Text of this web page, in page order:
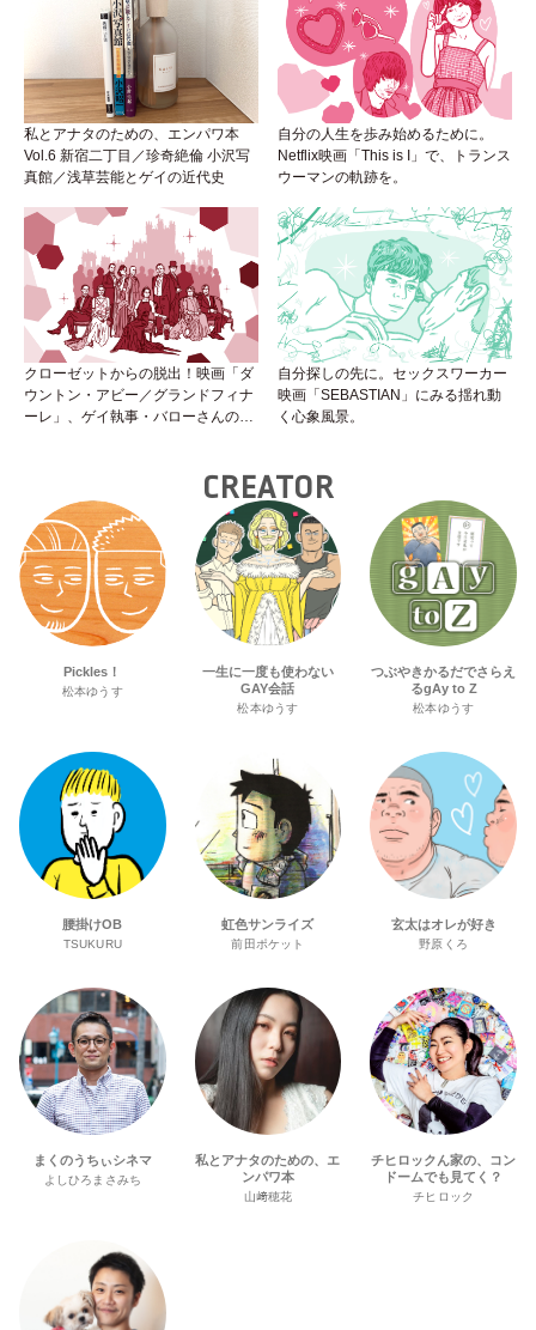
私とアナタのための、エンパワ本
Vol.6 新宿二丁目／珍奇絶倫 小沢写
真館／浅草芸能とゲイの近代史
自分の人生を歩み始めるために。
Netflix映画「This is I」で、トランス
ウーマンの軌跡を。
クローゼットからの脱出！映画「ダ
ウントン・アビー／グランドフィナ
ーレ」、ゲイ執事・バローさんの成
自分探しの先に。セックスワーカー
映画「SEBASTIAN」にみる揺れ動
く心象風景。
CREATOR
Pickles！
松本ゆうす
一生に一度も使わない
GAY会話
松本ゆうす
つぶやきかるだでさらえ
るgAy to Z
松本ゆうす
腰掛けOB
TSUKURU
虹色サンライズ
前田ポケット
玄太はオレが好き
野原くろ
まくのうちぃシネマ
よしひろまさみち
私とアナタのための、エ
ンパワ本
山﨑穂花
チヒロックん家の、コン
ドームでも見てく？
チヒロック